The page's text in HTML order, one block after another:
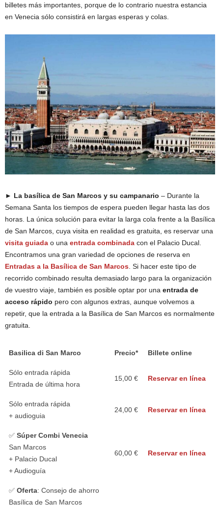
billetes más importantes, porque de lo contrario nuestra estancia
en Venecia sólo consistirá en largas esperas y colas.
► La basílica de San Marcos y su campanario – Durante la
Semana Santa los tiempos de espera pueden llegar hasta las dos
horas. La única solución para evitar la larga cola frente a la Basílica
de San Marcos, cuya visita en realidad es gratuita, es reservar una
visita guiada o una entrada combinada con el Palacio Ducal.
Encontramos una gran variedad de opciones de reserva en
Entradas a la Basílica de San Marcos . Si hacer este tipo de
recorrido combinado resulta demasiado largo para la organización
de vuestro viaje, también es posible optar por una entrada de
acceso rápido pero con algunos extras, aunque volvemos a
repetir, que la entrada a la Basílica de San Marcos es normalmente
gratuita.
Basilica di San Marco Precio* Billete online
Sólo entrada rápida
Entrada de última hora
15,00 € Reservar en línea
Sólo entrada rápida
+ audioguia
24,00 € Reservar en línea
✅ Súper Combi Venecia
San Marcos
+ Palacio Ducal
+ Audioguía
60,00 € Reservar en línea
✅ Oferta: Consejo de ahorro
Basílica de San Marcos